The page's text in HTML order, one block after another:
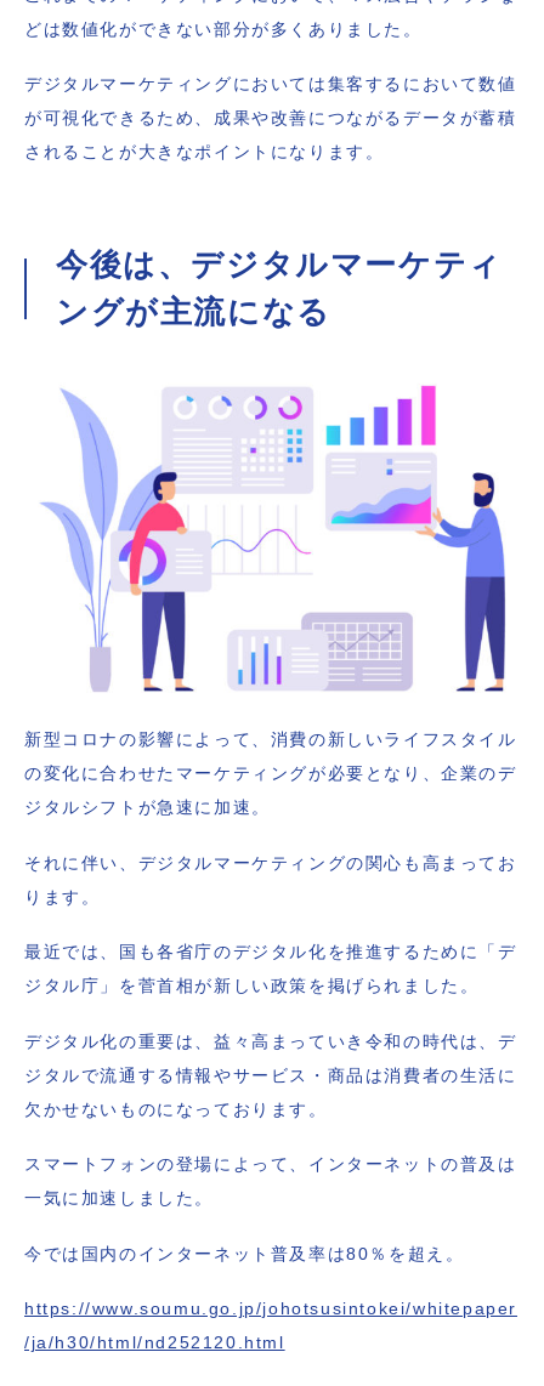
どは数値化ができない部分が多くありました。
デジタルマーケティングにおいては集客するにおいて数値
が可視化できるため、成果や改善につながるデータが蓄積
されることが大きなポイントになります。
今後は、デジタルマーケティ
ングが主流になる
新型コロナの影響によって、消費の新しいライフスタイル
の変化に合わせたマーケティングが必要となり、企業のデ
ジタルシフトが急速に加速。
それに伴い、デジタルマーケティングの関心も高まってお
ります。
最近では、国も各省庁のデジタル化を推進するために「デ
ジタル庁」を菅首相が新しい政策を掲げられました。
デジタル化の重要は、益々高まっていき令和の時代は、デ
ジタルで流通する情報やサービス・商品は消費者の生活に
欠かせないものになっております。
スマートフォンの登場によって、インターネットの普及は
一気に加速しました。
今では国内のインターネット普及率は80％を超え。
https://www.soumu.go.jp/johotsusintokei/whitepaper
/ja/h30/html/nd252120.html